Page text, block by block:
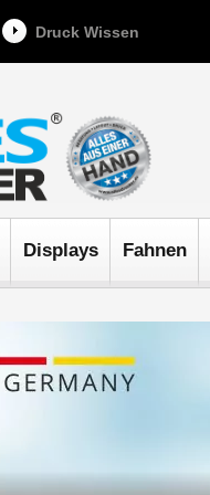
Druck Wissen
Displays Fahnen